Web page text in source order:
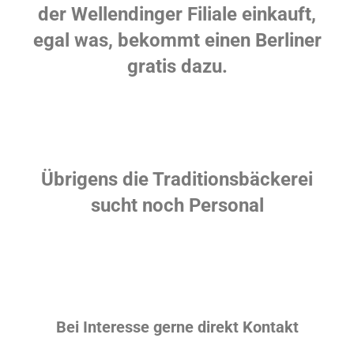
der Wellendinger Filiale einkauft,
egal was, bekommt einen Berliner
gratis dazu.
Übrigens die Traditionsbäckerei
sucht noch Personal
Bei Interesse gerne direkt Kontakt